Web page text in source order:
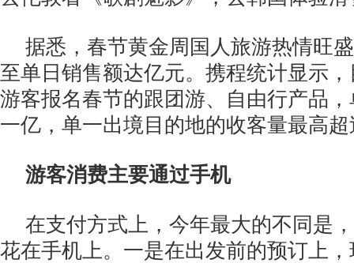
据悉，春节黄金周国人旅游热情旺
至单日销售额达亿元。携程统计显示
游客报名春节的跟团游、自由行产品
一亿，单一出境目的地的收客量最高
游客消费主要通过手机
在支付方式上，今年最大的不同是
花在手机上。一是在出发前的预订上